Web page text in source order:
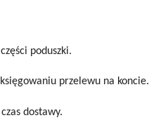
poduszki.
przelewu na koncie.
dostawy.